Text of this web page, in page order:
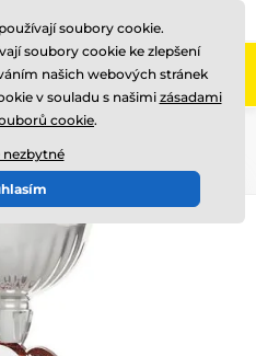
soubory cookie.
soubory cookie ke zlepšení
našich webových stránek
v souladu s našimi zásadami
cookie.
nezbytné